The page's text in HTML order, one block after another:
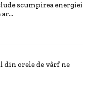
scumpirea energiei
din orele de vârf ne